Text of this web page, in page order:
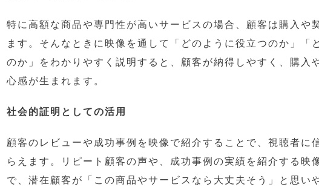
特に高額な商品や専門性が高いサービスの場合、顧客は購入や
ます。そんなときに映像を通して「どのように役立つのか」「
のか」をわかりやすく説明すると、顧客が納得しやすく、購入
心感が生まれます。
社会的証明としての活用
顧客のレビューや成功事例を映像で紹介することで、視聴者に
らえます。リピート顧客の声や、成功事例の実績を紹介する映
で、潜在顧客が「この商品やサービスなら大丈夫そう」と思い